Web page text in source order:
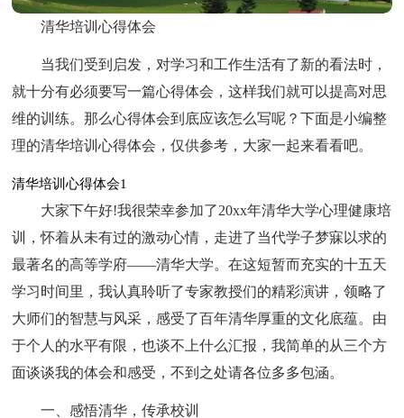
清华培训心得体会
当我们受到启发，对学习和工作生活有了新的看法时，
就十分有必须要写一篇心得体会，这样我们就可以提高对思
维的训练。那么心得体会到底应该怎么写呢？下面是小编整
理的清华培训心得体会，仅供参考，大家一起来看看吧。
清华培训心得体会1
大家下午好!我很荣幸参加了20xx年清华大学心理健康培
训，怀着从未有过的激动心情，走进了当代学子梦寐以求的
最著名的高等学府——清华大学。在这短暂而充实的十五天
学习时间里，我认真聆听了专家教授们的精彩演讲，领略了
大师们的智慧与风采，感受了百年清华厚重的文化底蕴。由
于个人的水平有限，也谈不上什么汇报，我简单的从三个方
面谈谈我的体会和感受，不到之处请各位多多包涵。
一、感悟清华，传承校训